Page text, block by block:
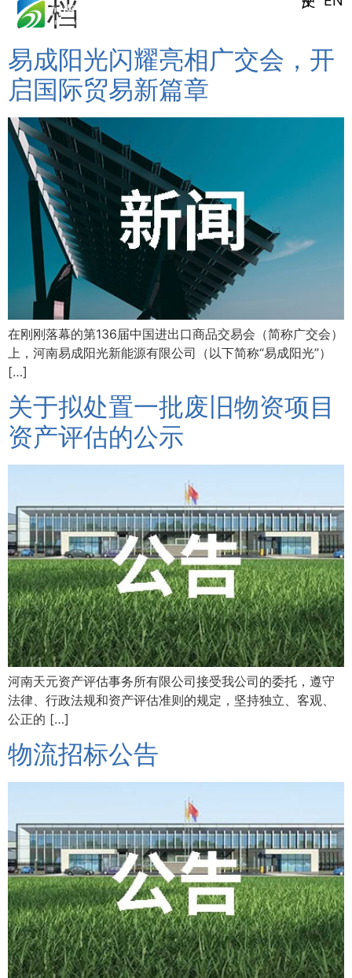
归档
易成阳光闪耀亮相广交会，开
启国际贸易新篇章
在刚刚落幕的第136届中国进出口商品交易会（简称广交会）
上，河南易成阳光新能源有限公司（以下简称“易成阳光”）
[…]
关于拟处置一批废旧物资项目
资产评估的公示
河南天元资产评估事务所有限公司接受我公司的委托，遵守
法律、行政法规和资产评估准则的规定，坚持独立、客观、
公正的 […]
物流招标公告